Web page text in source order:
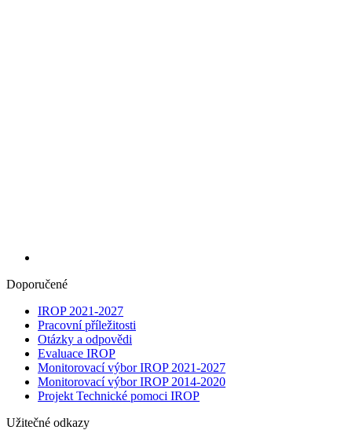
Doporučené
IROP 2021-2027
Pracovní příležitosti
Otázky a odpovědi
Evaluace IROP
Monitorovací výbor IROP 2021-2027
Monitorovací výbor IROP 2014-2020
Projekt Technické pomoci IROP
Užitečné odkazy